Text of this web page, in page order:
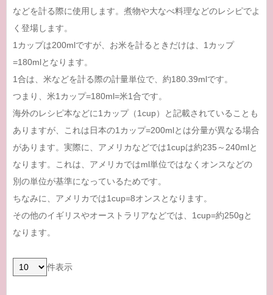
などを計る際に使用します。煮物や大なべ料理などのレシピでよ
く登場します。
1カップは200mlですが、お米を計るときだけは、1カップ
=180mlとなります。
1合は、米などを計る際の計量単位で、約180.39mlです。
つまり、米1カップ=180ml=米1合です。
海外のレシピ本などに1カップ（1cup）と記載されていることも
ありますが、これは日本の1カップ=200mlとは分量が異なる場合
があります。実際に、アメリカなどでは1cupは約235～240mlと
なります。これは、アメリカではml単位ではなくオンスなどの
別の単位が基準になっているためです。
ちなみに、アメリカでは1cup=8オンスとなります。
その他のイギリスやオーストラリアなどでは、1cup=約250gと
なります。
件表示